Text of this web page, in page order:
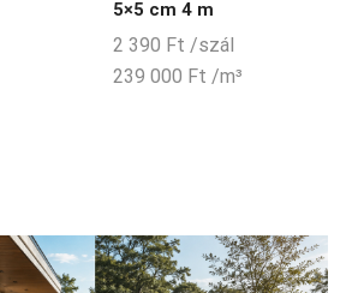
5×5 cm 4 m
2 390 Ft /szál
239 000 Ft /m³